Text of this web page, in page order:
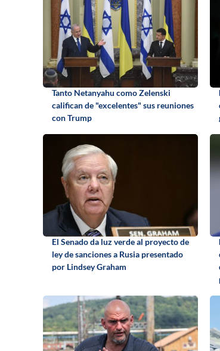
Tanto Netanyahu como Zelenski
califican de "excelentes" sus reuniones
con Trump
El Senado da luz verde al proyecto de
ley de sanciones a Rusia presentado
por Lindsey Graham